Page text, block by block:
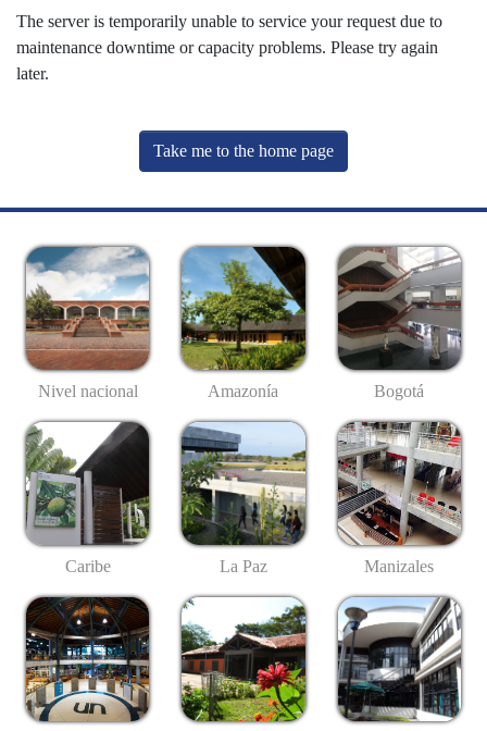
The server is temporarily unable to service your request due to
maintenance downtime or capacity problems. Please try again
later.
Take me to the home page
Nivel nacional Amazonía Bogotá
Caribe La Paz Manizales